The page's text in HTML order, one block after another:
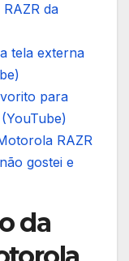
da
tela externa
para
RAZR
gostei e
da